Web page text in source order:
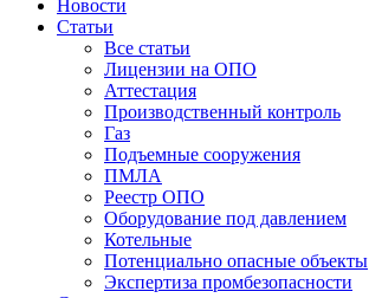
Новости
Статьи
Все статьи
Лицензии на ОПО
Аттестация
Производственный контроль
Газ
Подъемные сооружения
ПМЛА
Реестр ОПО
Оборудование под давлением
Котельные
Потенциально опасные объекты
Экспертиза промбезопасности